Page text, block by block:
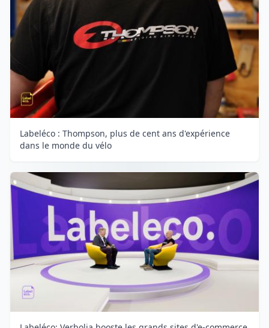
Labeléco : Thompson, plus de cent ans d'expérience
dans le monde du vélo